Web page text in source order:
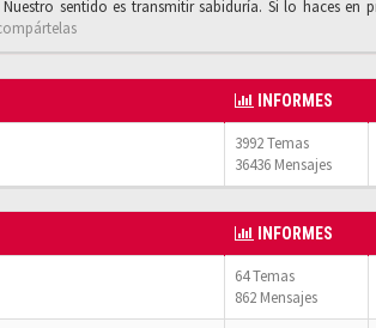
Nuestro sentido es transmitir sabiduría. Si lo haces
INFORMES
3992 Temas
36436 Mensajes
INFORMES
64 Temas
862 Mensajes